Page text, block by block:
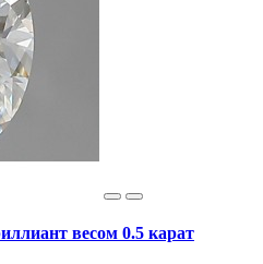
весом 0.5 карат